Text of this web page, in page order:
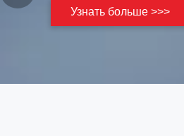
Узнать больше >>>